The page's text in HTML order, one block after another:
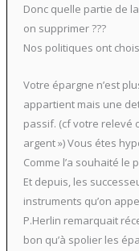
Donc quelle partie de
on supprimer ???
Nos politiques ont
Votre épargne n’est
appartient mais une
passif. (cf votre relevé
argent ») Vous étes
Comme l’a souhaité le
Et depuis, les
instruments qu’on
P.Herlin remarquait
bon qu’à spolier les